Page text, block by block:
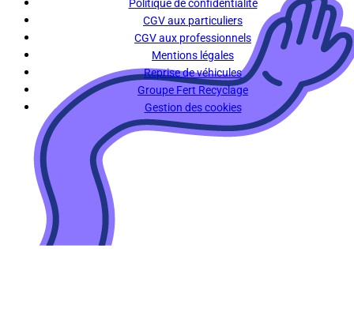
CGV aux particuliers
CGV aux professionnels
Mentions légales
Reprise de véhicules
Groupe Fert Recyclage
Gestion des cookies